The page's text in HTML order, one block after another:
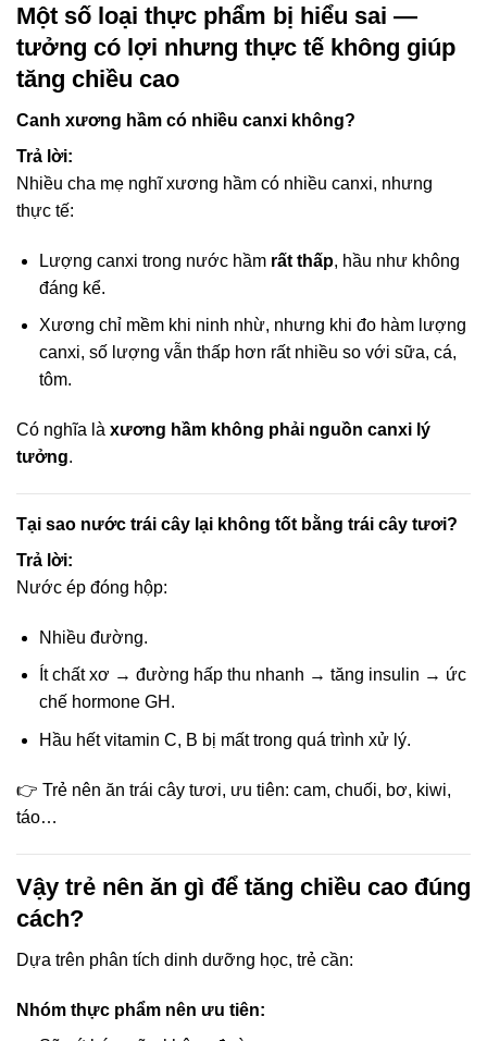
Một số loại thực phẩm bị hiểu sai —
tưởng có lợi nhưng thực tế không giúp
tăng chiều cao
Canh xương hầm có nhiều canxi không?
Trả lời:
Nhiều cha mẹ nghĩ xương hầm có nhiều canxi, nhưng
thực tế:
Lượng canxi trong nước hầm rất thấp, hầu như không
đáng kể.
Xương chỉ mềm khi ninh nhừ, nhưng khi đo hàm lượng
canxi, số lượng vẫn thấp hơn rất nhiều so với sữa, cá,
tôm.
Có nghĩa là xương hầm không phải nguồn canxi lý
tưởng.
Tại sao nước trái cây lại không tốt bằng trái cây tươi?
Trả lời:
Nước ép đóng hộp:
Nhiều đường.
Ít chất xơ → đường hấp thu nhanh → tăng insulin → ức
chế hormone GH.
Hầu hết vitamin C, B bị mất trong quá trình xử lý.
👉 Trẻ nên ăn trái cây tươi, ưu tiên: cam, chuối, bơ, kiwi,
táo…
Vậy trẻ nên ăn gì để tăng chiều cao đúng
cách?
Dựa trên phân tích dinh dưỡng học, trẻ cần:
Nhóm thực phẩm nên ưu tiên: